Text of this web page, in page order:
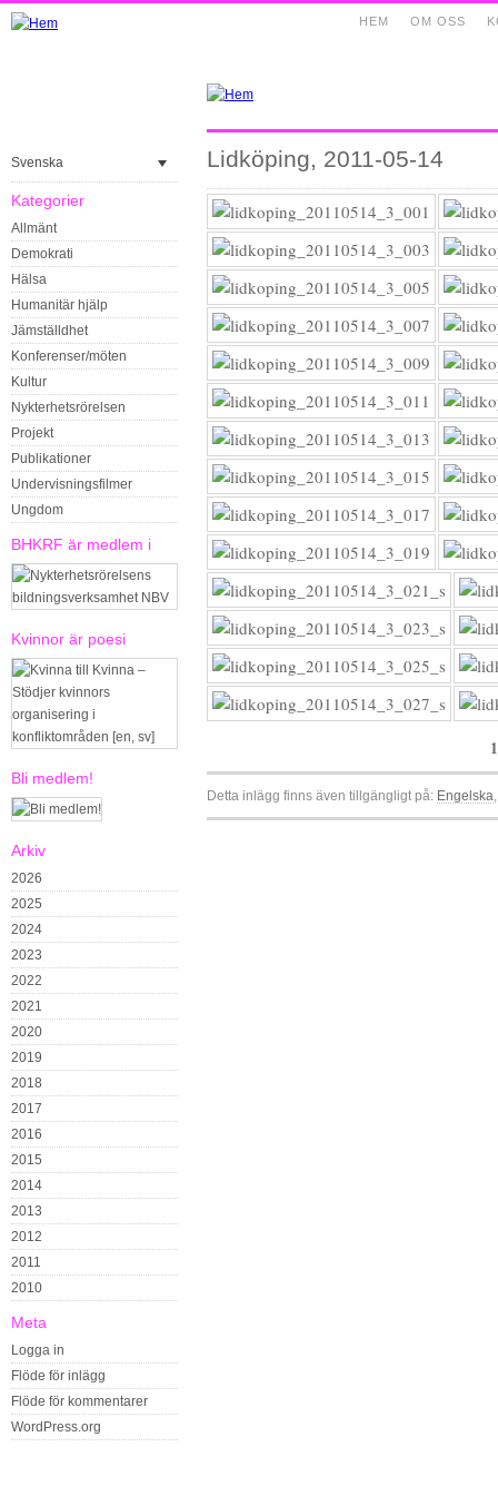
OM OSS
HEM
Svenska
Kategorier
Allmänt
Demokrati
Hälsa
Humanitär hjälp
Jämställdhet
Konferenser/möten
Kultur
Nykterhetsrörelsen
Projekt
Publikationer
Undervisningsfilmer
Ungdom
BHKRF är medlem i
Kvinnor är poesi
Bli medlem!
Arkiv
2026
2025
2024
2023
2022
2021
2020
2019
2018
2017
2016
2015
2014
2013
2012
2011
2010
Meta
Logga in
Flöde för inlägg
Flöde för kommentarer
WordPress.org
Lidköping, 2011-05-14
1
Detta inlägg finns även tillgängligt på: Engelska